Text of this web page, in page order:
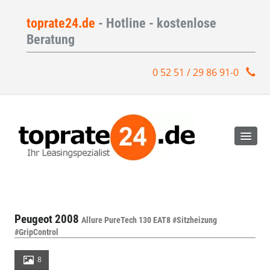
toprate24.de - Hotline - kostenlose
Beratung
0 52 51 / 29 86 91-0
Peugeot 2008 Allure PureTech 130 EAT8 #Sitzheizung
#GripControl
8